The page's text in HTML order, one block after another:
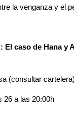
la venganza y el
El caso de Hana y
(consultar cartelera)
26 a las 20:00h